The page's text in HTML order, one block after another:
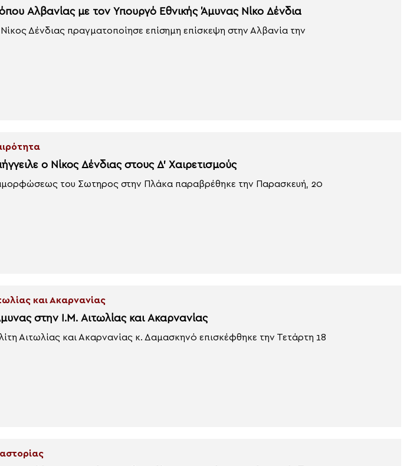
Αλβανίας με τον Υπουργό Εθνικής Άμυνας Νίκο Δένδια
Δένδιας πραγματοποίησε επίσημη επίσκεψη στην Αλβανία την
ο Νίκος Δένδιας στους Δ’ Χαιρετισμούς
του Σωτηρος στην Πλάκα παραβρέθηκε την Παρασκευή, 20
και Ακαρνανίας
στην Ι.Μ. Αιτωλίας και Ακαρνανίας
Αιτωλίας και Ακαρνανίας κ. Δαμασκηνό επισκέφθηκε την Τετάρτη 18